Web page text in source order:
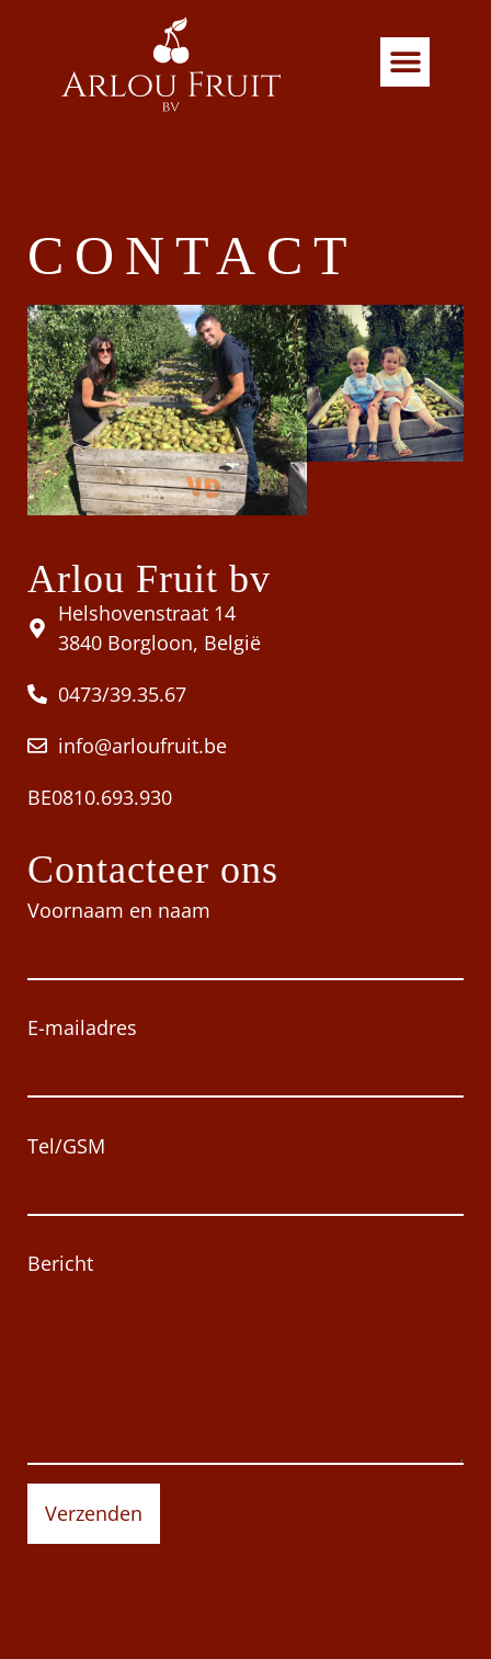
CONTACT
Arlou Fruit bv
Helshovenstraat 14
3840 Borgloon, België
0473/39.35.67
info@arloufruit.be
BE0810.693.930
Contacteer ons
Voornaam en naam
E-mailadres
Tel/GSM
Bericht